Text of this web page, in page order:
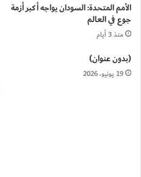
الأمم المتحدة: السودان يواجه أكبر أزمة
جوع في العالم
منذ 3 أيام
(بدون عنوان)
19 يونيو، 2026